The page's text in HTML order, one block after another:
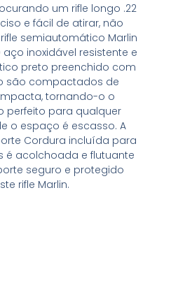
um rifle longo .22
e fácil de atirar, não
semiautomático Marlin
aço inoxidável resistente e
preto preenchido com
são compactados de
tornando-o o
perfeito para qualquer
o espaço é escasso. A
Cordura incluída para
é acolchoada e flutuante
seguro e protegido
rifle Marlin.